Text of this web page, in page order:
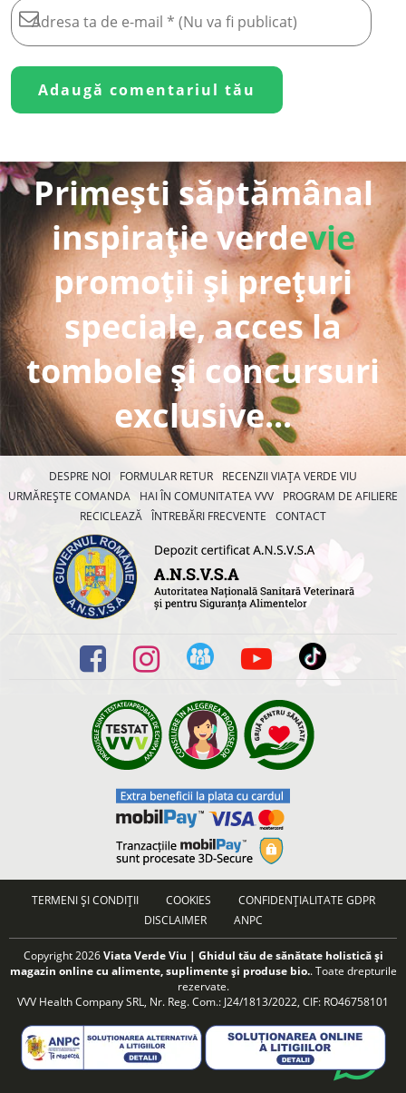
Primești săptămânal
inspirație verdevie
promoții și prețuri
speciale, acces la
tombole și concursuri
exclusive...
DESPRE NOI FORMULAR RETUR
RECENZII VIAȚA VERDE VIU
URMĂREȘTE COMANDA
HAI ÎN COMUNITATEA VVV
PROGRAM DE AFILIERE
RECICLEAZĂ ÎNTREBĂRI FRECVENTE CONTACT
TERMENI ȘI CONDIȚII COOKIES
CONFIDENȚIALITATE GDPR
DISCLAIMER
ANPC
Copyright 2026Viata Verde Viu | Ghidul tău de sănătate holistică și
magazin online cu alimente, suplimente și produse bio.. Toate drepturile
rezervate.
VVV Health Company SRL, Nr. Reg. Com.: J24/1813/2022, CIF: RO46758101